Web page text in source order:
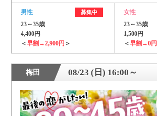
男性 募集中
23～35歳
4,400円
＜早割→2,900円 ＞
女性
23～35歳
1,500円
＜早割→0円
梅田 08/23 (日) 16:00～